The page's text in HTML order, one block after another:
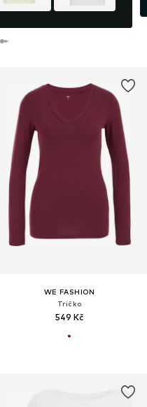
WE FASHION
Tričko
549 Kč